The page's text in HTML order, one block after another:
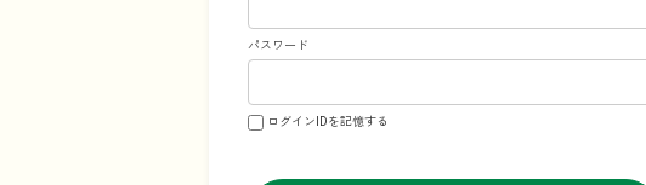
パスワード
ログインIDを記憶する